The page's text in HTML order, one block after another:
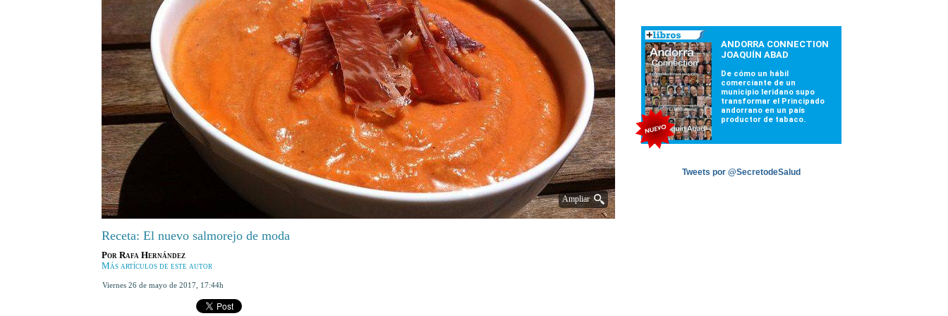
Ampliar
Receta: El nuevo salmorejo de moda
Por Rafa Hernández
Más artículos de este autor
viernes 26 de mayo de 2017 17:44h
Tweets por @SecretodeSalud